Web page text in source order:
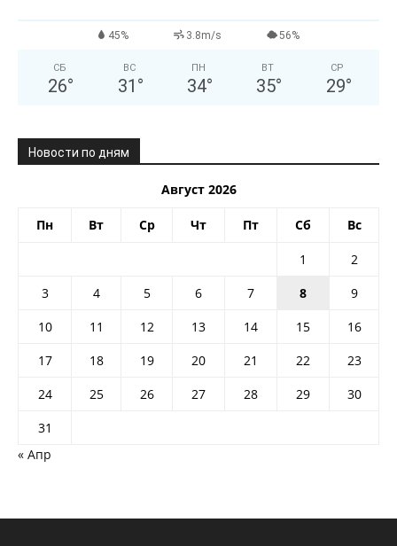
45% 3.8m/s 56%
СБ
26°
ВС
31 °
ПН
34°
ВТ
35°
СР
29°
Новости по дням
Август 2026
Пн Вт Ср Чт Пт Сб Вс
1
2
3
4 5 6 7 8
9
10
11 12 13 14 15
16
17
18 19 20 21 22
23
24
25 26 27 28 29
30
31
« Апр